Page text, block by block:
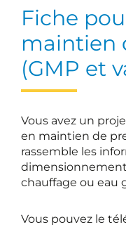
Fiche
maintien
(GMP et
Vous avez un
en maintien de
rassemble les
chauffage ou eau
Vous pouvez le